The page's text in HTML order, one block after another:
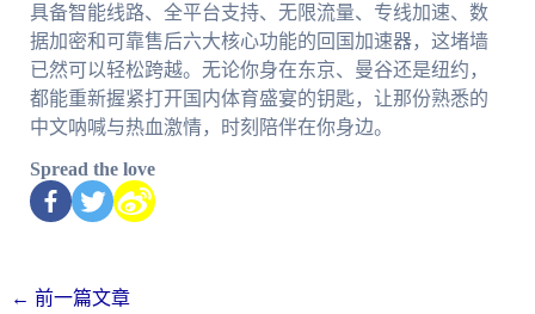
具备智能线路、全平台支持、无限流量、专线加速、数
据加密和可靠售后六大核心功能的回国加速器，这堵墙
已然可以轻松跨越。无论你身在东京、曼谷还是纽约，
都能重新握紧打开国内体育盛宴的钥匙，让那份熟悉的
中文呐喊与热血激情，时刻陪伴在你身边。
Spread the love
← 前一篇文章